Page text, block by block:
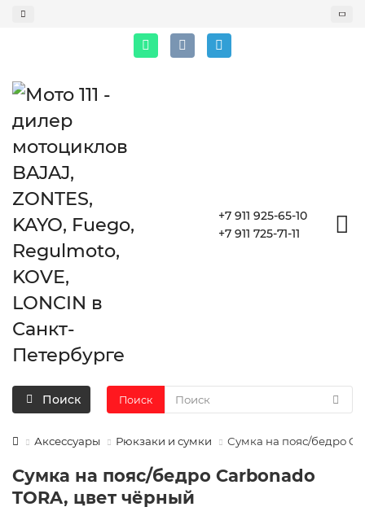
+7 911 925-65-10
+7 911 725-71-11
Поиск Поиск
Аксессуары Рюкзаки и сумки Сумка на пояс/бедро
Сумка на пояс/бедро Carbonado
TORA, цвет чёрный